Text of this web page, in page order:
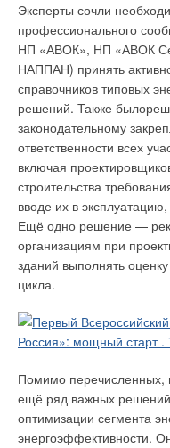
Эксперты сочли
профессионального
НП «АВОК», НП «АВОК
НАППАН) принять
справочников типовых
решений. Также
законодательному
ответственности всех
включая
строительства
вводе их в
Ещё одно решение —
организациям при
зданий выполнять
цикла.
Помимо
ещё ряд важных
оптимизации сегмента
энергоэффективности.